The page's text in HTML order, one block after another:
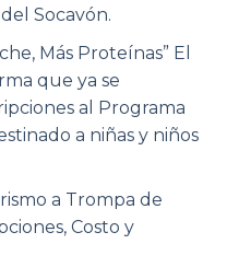
Socavón.
Más Proteínas” El
que ya se
al Programa
a niñas y niños
a Trompa de
Costo y